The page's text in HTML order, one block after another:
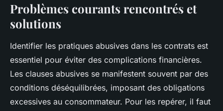
Problèmes courants rencontrés et
solutions
Identifier les pratiques abusives dans les contrats est
essentiel pour éviter des complications financières.
Les clauses abusives se manifestent souvent par des
conditions déséquilibrées, imposant des obligations
excessives au consommateur. Pour les repérer, il faut